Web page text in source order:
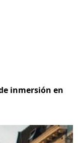
inmersión en